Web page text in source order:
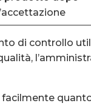
di controllo
facilmente